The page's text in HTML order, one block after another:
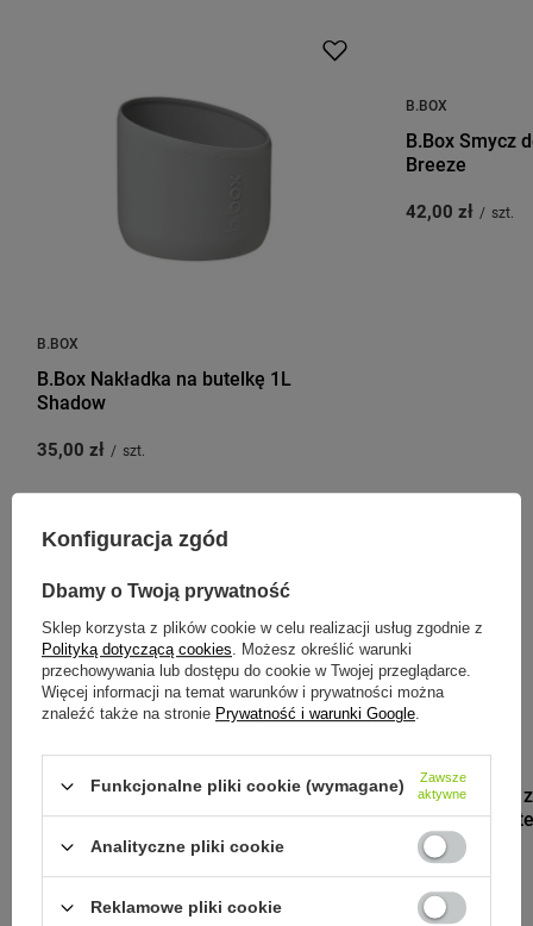
B.BOX
B.Box Nakładka na butelkę 1L
Shadow
35,00 zł / szt.
B.BOX
B.Box Smycz
Breeze
42,00 zł / szt.
Zobacz inne produkty tego
producenta
B.BOX
B.Box
tritanowej
40,00 zł
Konfiguracja zgód
Dbamy o Twoją prywatność
Sklep korzysta z plików cookie w celu realizacji usług zgodnie z
Polityką dotyczącą cookies. Możesz określić warunki
przechowywania lub dostępu do cookie w Twojej przeglądarce.
Więcej informacji na temat warunków i prywatności można
znaleźć także na stronie Prywatność i warunki Google.
Funkcjonalne pliki cookie (wymagane)
Zawsze
aktywne
Analityczne pliki cookie
Reklamowe pliki cookie